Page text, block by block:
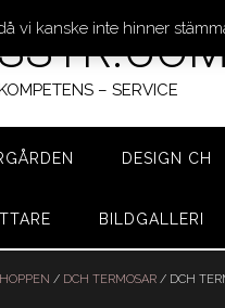
– SERVICE
DESIGN CH
BILDGALLERI
/ DCH TERMOSAR / DCH
vi kanske inte hinner